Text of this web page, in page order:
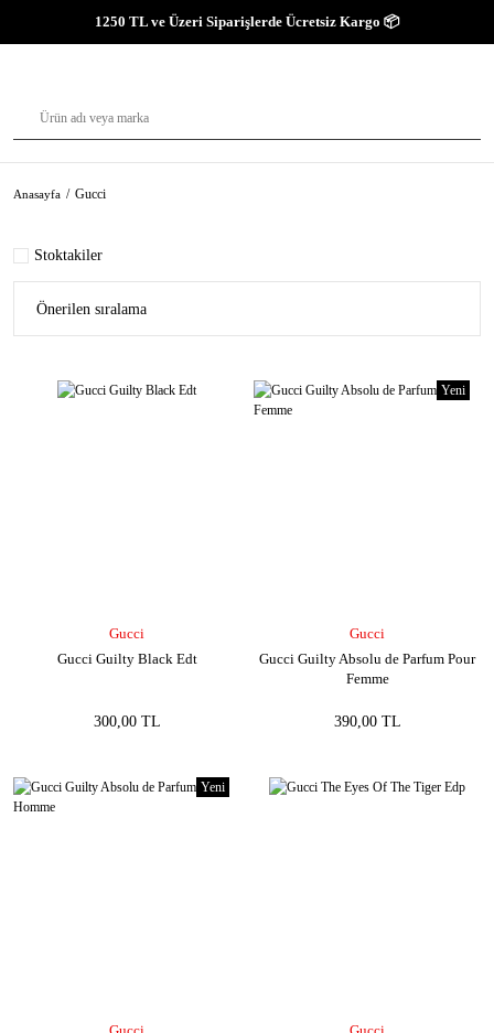
1250 TL ve Üzeri Siparişlerde Ücretsiz Kargo 📦
Anasayfa Gucci
Stoktakiler
Gucci
Gucci Guilty Black Edt
300,00 TL
Yeni
Gucci
Gucci Guilty Absolu de Parfum Pour
Femme
390,00 TL
Yeni